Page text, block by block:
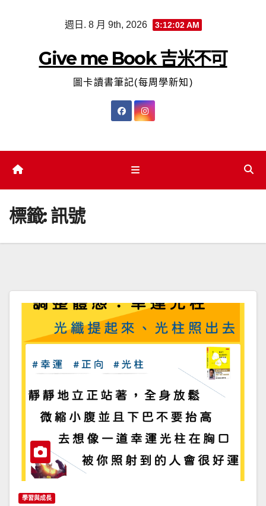
週日. 8 月 9th, 2026 3:12:03 AM
Give me Book 吉米不可
圖卡讀書筆記(每周學新知)
標籤:訊號
學習與成長